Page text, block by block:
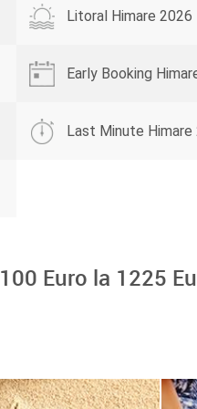
Litoral Himare 2026
Early Booking
Last Minute Himare
100 Euro la 1225